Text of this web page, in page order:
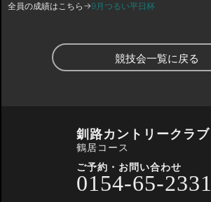
全員の成績はこちら→9月つるい平日杯
競技会一覧に戻る
釧路カントリークラブ
鶴居コース
ご予約・お問い合わせ
0154-65-2331